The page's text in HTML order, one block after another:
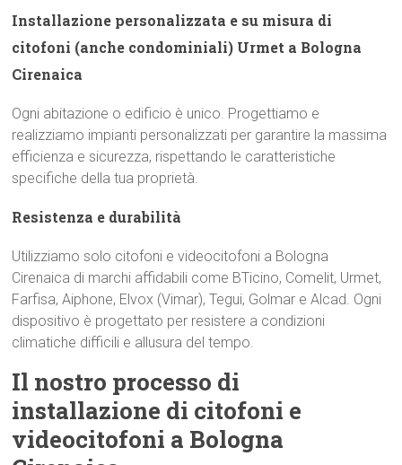
Installazione personalizzata e su misura di
citofoni (anche condominiali) Urmet a Bologna
Cirenaica
Ogni abitazione o edificio è unico. Progettiamo e
realizziamo impianti personalizzati per garantire la massima
efficienza e sicurezza, rispettando le caratteristiche
specifiche della tua proprietà.
Resistenza e durabilità
Utilizziamo solo citofoni e videocitofoni a Bologna
Cirenaica di marchi affidabili come BTicino, Comelit, Urmet,
Farfisa, Aiphone, Elvox (Vimar), Tegui, Golmar e Alcad. Ogni
dispositivo è progettato per resistere a condizioni
climatiche difficili e allusura del tempo.
Il nostro processo di
installazione di citofoni e
videocitofoni a Bologna